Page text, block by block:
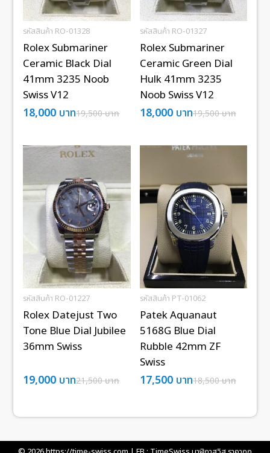
รหัสสินค้า RO-01328
Rolex Submariner
Ceramic Black Dial
41mm 3235 Noob
Swiss V12
19,500บาท
18,000 บาท
รหัสสินค้า RO-01327
Rolex Submariner
Ceramic Green Dial
Hulk 41mm 3235
Noob Swiss V12
19,500บาท
18,000 บาท
รหัสสินค้า RO-01227
Rolex Datejust Two
Tone Blue Dial Jubilee
36mm Swiss
21,500บาท
19,000 บาท
รหัสสินค้า PT-01062
Patek Aquanaut
5168G Blue Dial
Rubble 42mm ZF
Swiss
18,500บาท
17,500 บาท